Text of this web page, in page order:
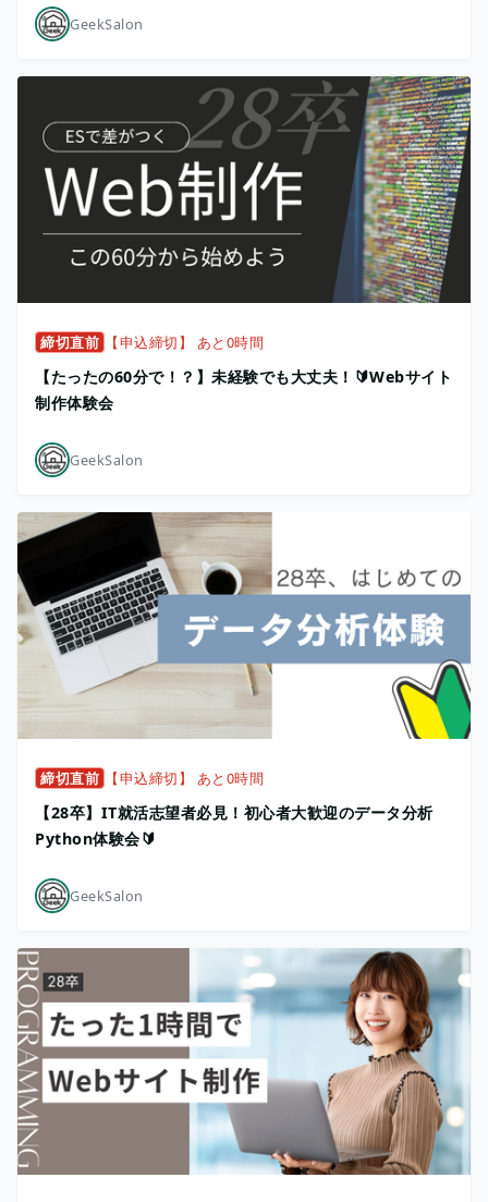
GeekSalon
締切直前 【申込締切】 あと0時間
【たったの60分で！？】未経験でも大丈夫！🔰Webサイト
制作体験会
GeekSalon
締切直前 【申込締切】 あと0時間
【28卒】IT就活志望者必見！初心者大歓迎のデータ分析
Python体験会🔰
GeekSalon